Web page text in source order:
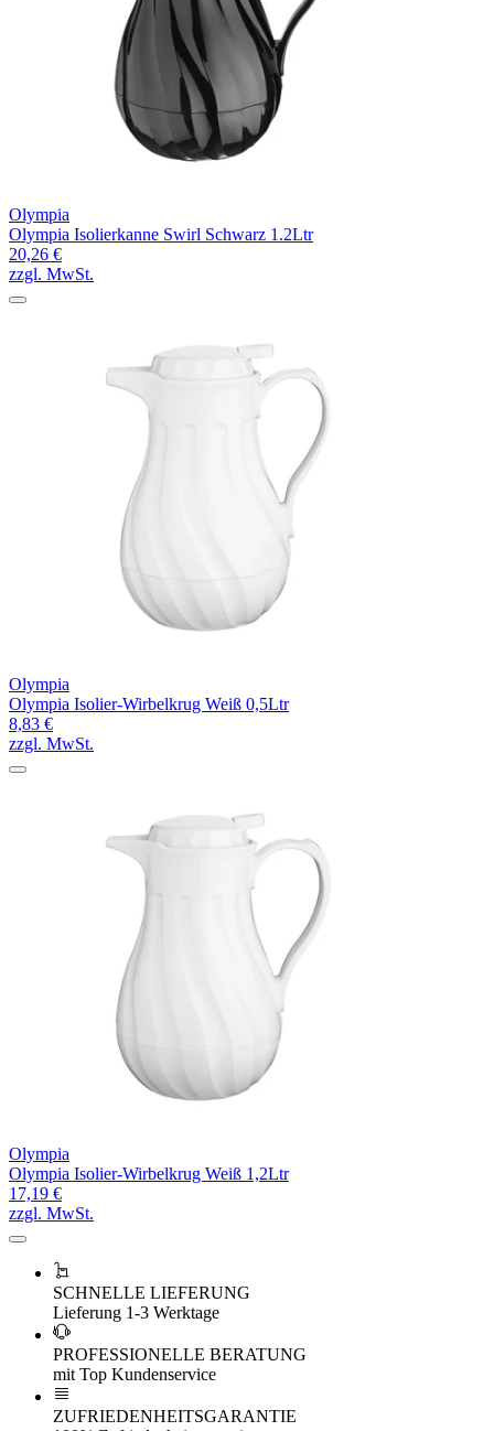
Olympia
Olympia Isolierkanne Swirl Schwarz 1.2Ltr
20,26 €
zzgl. MwSt.
Olympia
Olympia Isolier-Wirbelkrug Weiß 0,5Ltr
8,83 €
zzgl. MwSt.
Olympia
Olympia Isolier-Wirbelkrug Weiß 1,2Ltr
17,19 €
zzgl. MwSt.
SCHNELLE LIEFERUNG
Lieferung 1-3 Werktage
PROFESSIONELLE BERATUNG
mit Top Kundenservice
ZUFRIEDENHEITSGARANTIE